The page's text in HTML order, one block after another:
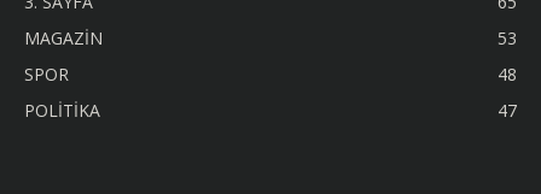
MAGAZİN
53
SPOR
48
POLİTİKA
47